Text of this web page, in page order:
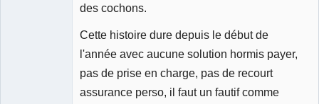
des cochons.
Cette histoire dure depuis le début de
l'année avec aucune solution hormis payer,
pas de prise en charge, pas de recourt
assurance perso, il faut un fautif comme